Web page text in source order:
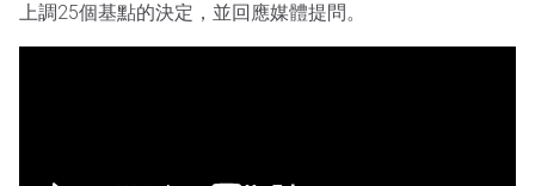
上調25個基點的決定，並回應媒體提問。